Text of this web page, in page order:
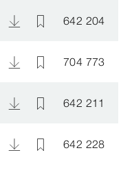
642 204
704 773
642 211
642 228